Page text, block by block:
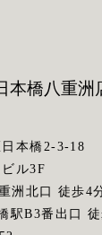
本橋八重洲
本橋2-3-18
ル3F
洲北口 徒歩4
駅B3番出口